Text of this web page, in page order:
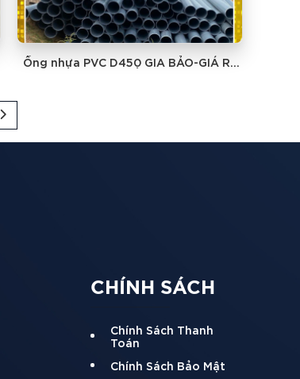
Ống nhựa PVC D450 GIA BẢO-GIÁ RẺ
CHÍNH SÁCH
Chính Sách Thanh
Toán
Chính Sách Bảo Mật